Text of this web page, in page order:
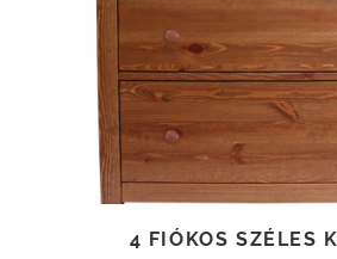
TOVÁBB OLVASOM
4 FIÓKOS SZÉLES